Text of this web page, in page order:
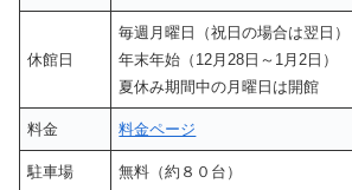
休館日
毎週月曜日（祝日の場合は翌日）
年末年始（12月28日～1月2日）
夏休み期間中の月曜日は開館
料金 料金ページ
駐車場 無料（約８０台）